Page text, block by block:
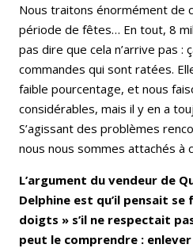
Nous traitons énormément de
période de fêtes… En tout, 8
pas dire que cela n’arrive pas :
commandes qui sont ratées.
faible pourcentage, et nous
considérables, mais il y en a
S’agissant des problèmes
nous nous sommes attachés à
L’argument du vendeur de
Delphine est qu’il pensait
doigts » s’il ne respectait
peut le comprendre :